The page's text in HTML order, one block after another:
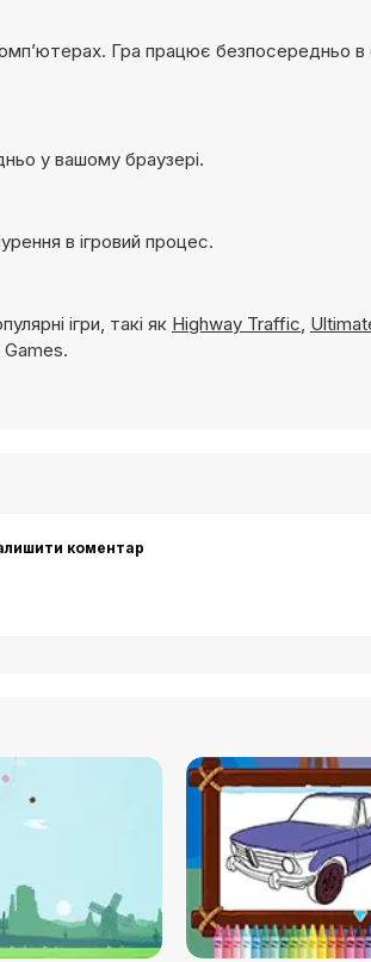
Гра працює безпосередньо в
у вашому браузері.
в ігровий процес.
ігри, такі як Highway Traffic,
Games.
коментар